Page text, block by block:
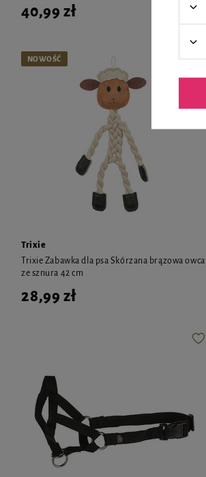
40,99 zł
NOWOŚĆ
Trixie
Trixie Zabawka dla psa Skórzana brązowa owca
ze sznura 42 cm
28,99 zł